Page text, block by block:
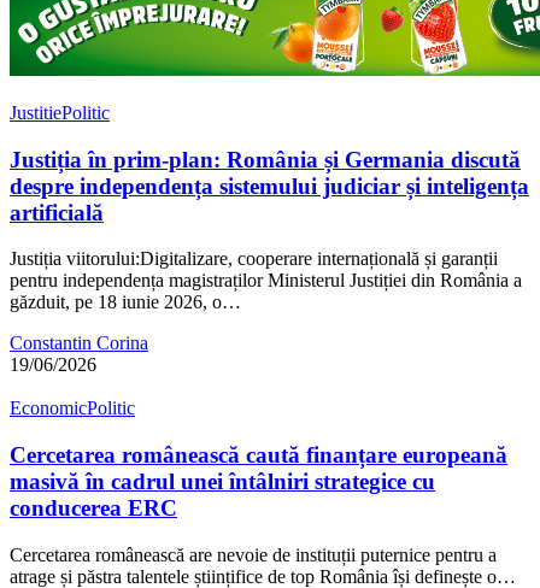
JustitiePolitic
Justiția în prim-plan: România și Germania discută
despre independența sistemului judiciar și inteligența
artificială
Justiția viitorului:Digitalizare, cooperare internațională și garanții
pentru independența magistraților Ministerul Justiției din România a
găzduit, pe 18 iunie 2026, o…
Constantin Corina
19/06/2026
EconomicPolitic
Cercetarea românească caută finanțare europeană
masivă în cadrul unei întâlniri strategice cu
conducerea ERC
Cercetarea românească are nevoie de instituții puternice pentru a
atrage și păstra talentele științifice de top România își definește o…